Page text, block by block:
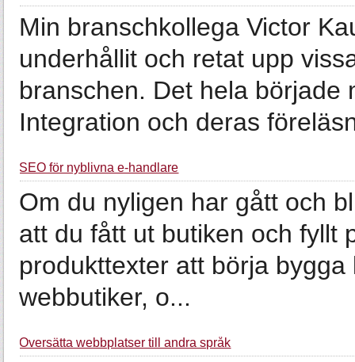
Min branschkollega Victor
underhållit och retat upp
branschen. Det hela började
Integration och deras
SEO för nyblivna e-handlare
Om du nyligen har gått och
att du fått ut butiken och fyllt
produkttexter att börja
webbutiker, o...
Översätta webbplatser till andra språk